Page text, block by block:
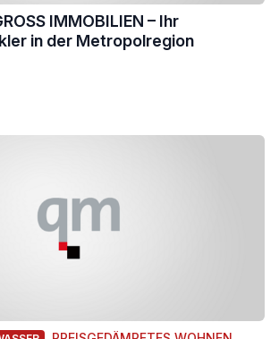
IMMOBILIEN – Ihr
in der Metropolregion